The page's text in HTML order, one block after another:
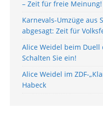
– Zeit für freie Meinung!
Karnevals-Umzüge aus
abgesagt: Zeit für
Alice Weidel beim
Schalten Sie ein!
Alice Weidel im ZDF-
Habeck